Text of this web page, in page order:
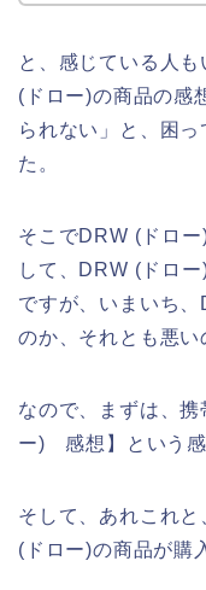
と、感じている人
(ドロー)の商品の感
られない」と、困
た。
そこでDRW (ドロ
して、DRW (ドロ
ですが、いまいち
のか、それとも悪い
なので、まずは、
ー) 感想】という感
そして、あれこれ
(ドロー)の商品が購